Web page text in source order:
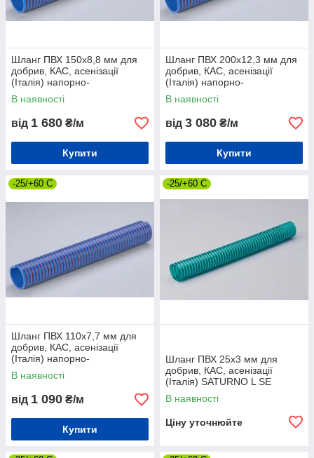
Шланг ПВХ 150х8,8 мм для
добрив, КАС, асенізації
(Італія) напорно-
всмоктувальний
В наявності
від 1 680 ₴/м
Купити
Шланг ПВХ 200х12,3 мм для
добрив, КАС, асенізації
(Італія) напорно-
всмоктувальний
В наявності
від 3 080 ₴/м
Купити
-25/+60 С
Шланг ПВХ 110х7,7 мм для
добрив, КАС, асенізації
(Італія) напорно-
всмоктувальний
В наявності
від 1 090 ₴/м
Купити
-25/+60 С
Шланг ПВХ 25х3 мм для
добрив, КАС, асенізації
(Італія) SATURNO L SE
GREEN напірно-всмоктуючий
В наявності
Ціну уточнюйте